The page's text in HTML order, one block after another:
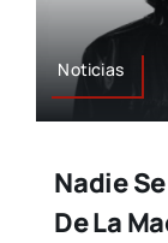
Noticias
Nadie
De La